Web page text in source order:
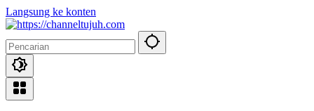
Langsung ke konten